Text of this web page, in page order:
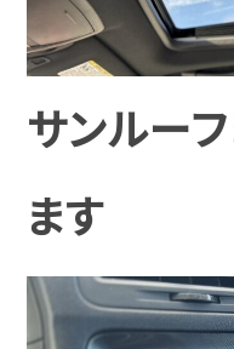
サンルー
ます